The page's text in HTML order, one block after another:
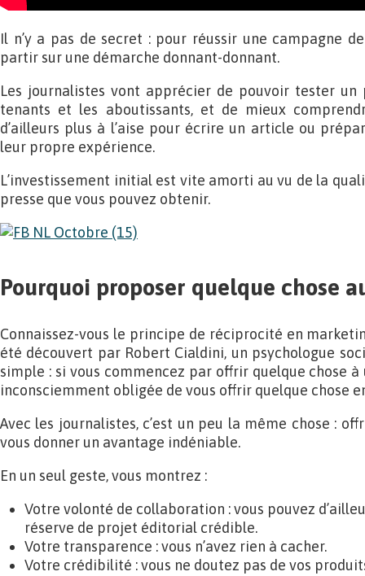
Il n’y a pas de secret : pour réussir une campagne
partir sur une démarche donnant-donnant.
Les journalistes vont apprécier de pouvoir tester un
tenants et les aboutissants, et de mieux
d’ailleurs plus à l’aise pour écrire un article ou
leur propre expérience.
L’investissement initial est vite amorti au vu de la
presse que vous pouvez obtenir.
Pourquoi proposer quelque chose
Connaissez-vous le principe de réciprocité en
été découvert par Robert Cialdini, un psychologue
simple : si vous commencez par offrir quelque chose
inconsciemment obligée de vous offrir quelque chose
Avec les journalistes, c’est un peu la même chose :
vous donner un avantage indéniable.
En un seul geste, vous montrez :
Votre volonté de collaboration : vous pouvez
réserve de projet éditorial crédible.
Votre transparence : vous n’avez rien à cacher.
Votre crédibilité : vous ne doutez pas de vos